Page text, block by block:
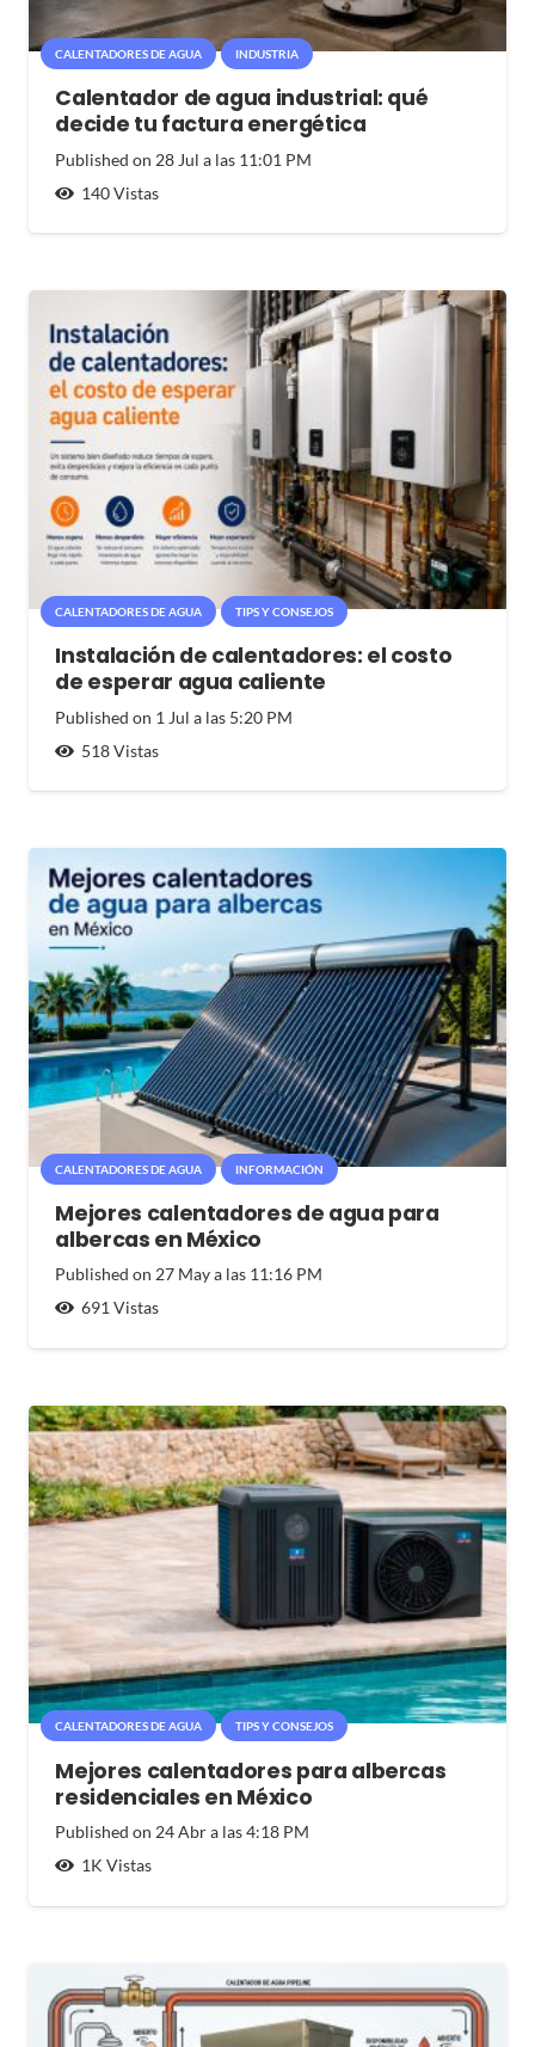
CALENTADORES DE AGUA INDUSTRIA
Calentador de agua industrial: qué
decide tu factura energética
Published on 28 Jul a las 11:01 PM
140Vistas
CALENTADORES DE AGUA TIPS Y CONSEJOS
Instalación de calentadores: el costo
de esperar agua caliente
Published on 1 Jul a las 5:20 PM
518Vistas
CALENTADORES DE AGUA INFORMACIÓN
Mejores calentadores de agua para
albercas en México
Published on27 May a las 11:16 PM
691Vistas
CALENTADORES DE AGUA TIPS Y CONSEJOS
Mejores calentadores para albercas
residenciales en México
Published on 24 Abr a las 4:18 PM
1K Vistas